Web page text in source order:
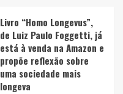
Livro “Homo Longevus”,
de Luiz Paulo Foggetti, já
está à venda na Amazon e
propõe reflexão sobre
uma sociedade mais
longeva